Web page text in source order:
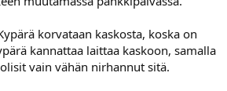
korvataan kaskosta, koska on
kannattaa laittaa kaskoon, samalla
vain vähän nirhannut sitä.